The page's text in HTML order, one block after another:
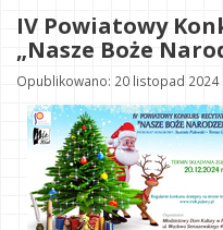
IV Powiatowy
„Nasze Boże
Opublikowano: 20 listopad 2024